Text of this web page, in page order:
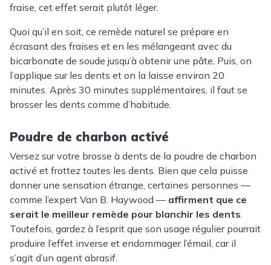
fraise, cet effet serait plutôt léger.
Quoi qu’il en soit, ce remède naturel se prépare en
écrasant des fraises et en les mélangeant avec du
bicarbonate de soude jusqu’à obtenir une pâte. Puis, on
l’applique sur les dents et on la laisse environ 20
minutes. Après 30 minutes supplémentaires, il faut se
brosser les dents comme d’habitude.
Poudre de charbon activé
Versez sur votre brosse à dents de la poudre de charbon
activé et frottez toutes les dents. Bien que cela puisse
donner une sensation étrange, certaines personnes —
comme l’expert Van B. Haywood — affirment que ce
serait le meilleur remède pour blanchir les dents.
Toutefois, gardez à l’esprit que son usage régulier pourrait
produire l’effet inverse et endommager l’émail, car il
s’agit d’un agent abrasif.